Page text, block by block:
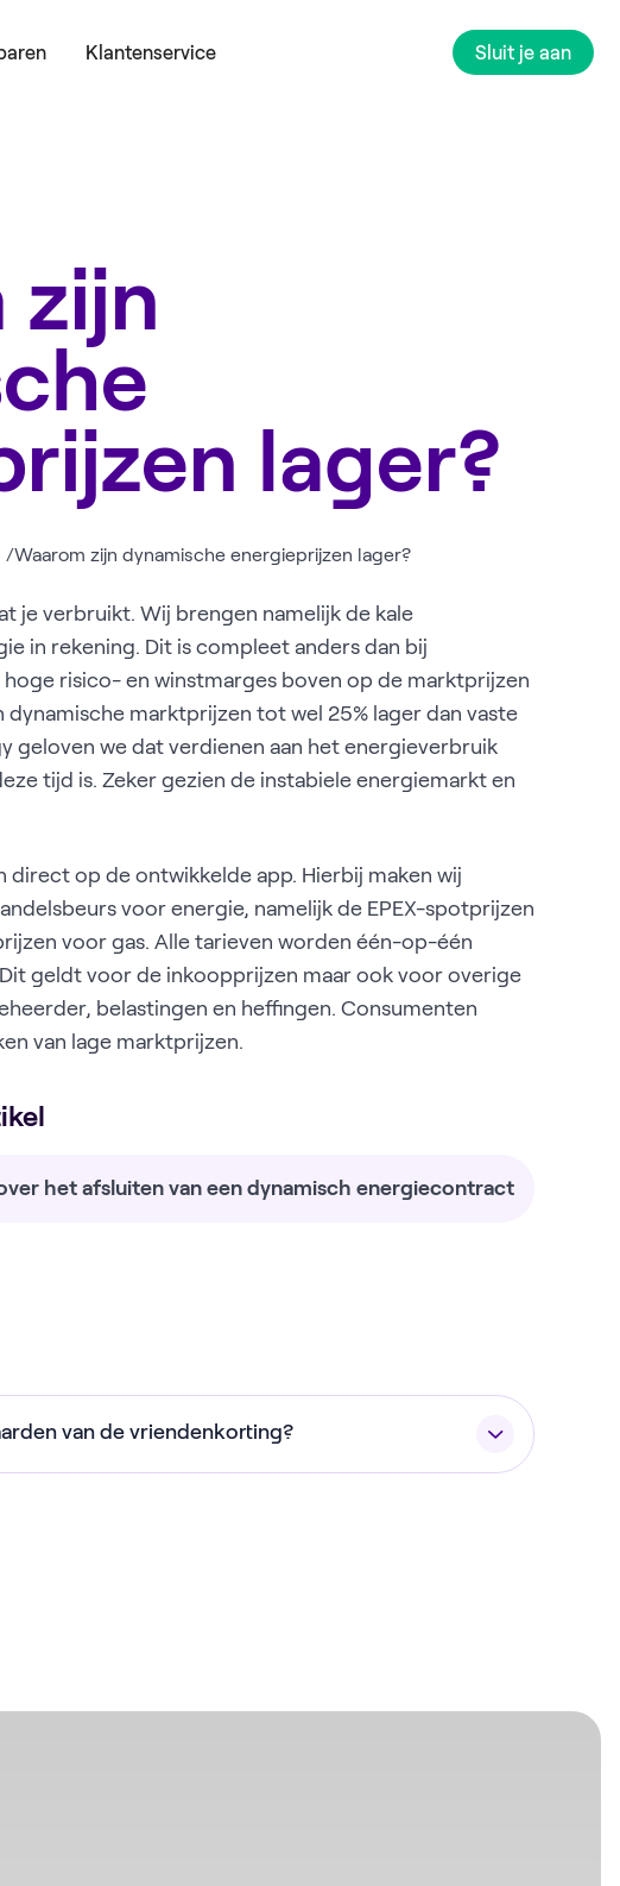
Klantenservice Sluit je aan
zijn
lager?
/Waarom zijn dynamische energieprijzen lager?
je verbruikt. Wij brengen namelijk de kale
in rekening. Dit is compleet anders dan bij
risico- en winstmarges boven op de marktprijzen
marktprijzen tot wel 25% lager dan vaste
geloven we dat verdienen aan het energieverbruik
tijd is. Zeker gezien de instabiele energiemarkt en
op de ontwikkelde app. Hierbij maken wij
voor energie, namelijk de EPEX-spotprijzen
voor gas. Alle tarieven worden één-op-één
geldt voor de inkoopprijzen maar ook voor overige
belastingen en heffingen. Consumenten
van lage marktprijzen.
het afsluiten van een dynamisch energiecontract
van de vriendenkorting?